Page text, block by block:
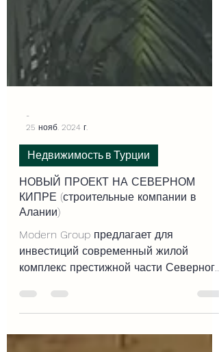
25 нояб. 2024 г.
Недвижимость в Турции
НОВЫЙ ПРОЕКТ НА СЕВЕРНОМ
КИПРЕ (строительные компании в
Алании)
Modern Group предлагает для
инвестиций современный жилой